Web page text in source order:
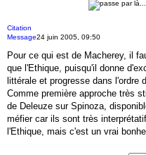
Citation
Message24 juin 2005, 09:50
Pour ce qui est de Macherey, il
que l'Ethique, puisqu'il donne
littérale et progresse dans l'ordre
Comme première approche très
de Deleuze sur Spinoza,
méfier car ils sont très
l'Ethique, mais c'est un vrai